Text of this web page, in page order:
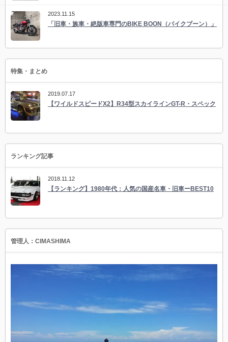
2023.11.15
「旧車・族車・絶版車専門のBIKE BOON（バイクブーン）」
特集・まとめ
2019.07.17
【ワイルドスピードX2】R34型スカイラインGT-R・スペック
ランキング記事
2018.11.12
【ランキング】1980年代：人気の国産名車・旧車ーBEST10
管理人：CIMASHIMA